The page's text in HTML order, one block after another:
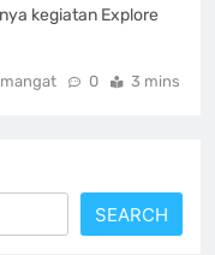
kegiatan Explore
0 3 mins
SEARCH